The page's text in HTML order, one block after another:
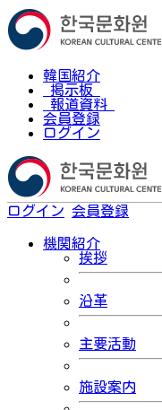
韓国紹介
掲示板
報道資料
会員登録
ログイン
ログイン 会員登録
機関紹介
挨拶
沿革
主要活動
施設案内